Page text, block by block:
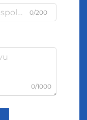
0/200
0/1000